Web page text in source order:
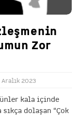
Zor
Aralık 2023
kala içinde
dolaşan “Çok